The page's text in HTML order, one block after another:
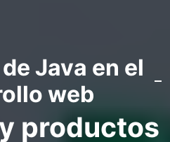
Java en el
web
productos